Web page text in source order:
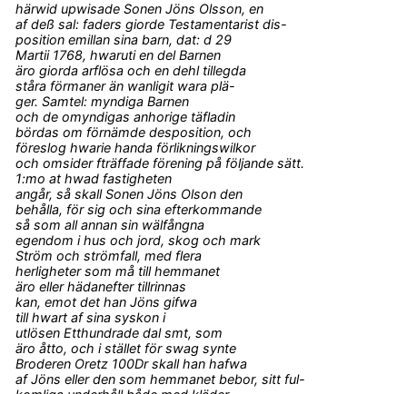
härwid upwisade Sonen Jöns Olsson, en
af deß sal: faders giorde Testamentarist dis-
position emillan sina barn, dat: d 29
Martii 1768, hwaruti en del Barnen
äro giorda arflösa och en dehl tillegda
ståra förmaner än wanligit wara plä-
ger. Samtel: myndiga Barnen
och de omyndigas anhorige täfladin
bördas om förnämde desposition, och
föreslog hwarie handa förlikningswilkor
och omsider fträffade förening på följande sätt.
1:mo at hwad fastigheten
angår, så skall Sonen Jöns Olson den
behålla, för sig och sina efterkommande
så som all annan sin wälfångna
egendom i hus och jord, skog och mark
Ström och strömfall, med flera
herligheter som må till hemmanet
äro eller hädanefter tillrinnas
kan, emot det han Jöns gifwa
till hwart af sina syskon i
utlösen Etthundrade dal smt, som
äro åtto, och i stället för swag synte
Broderen Oretz 100Dr skall han hafwa
af Jöns eller den som hemmanet bebor, sitt ful-